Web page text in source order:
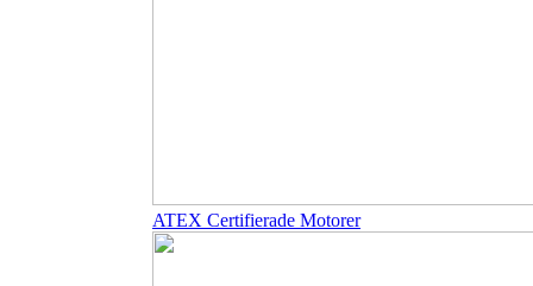
ATEX Certifierade Motorer